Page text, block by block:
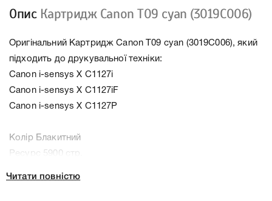
Опис Картридж Canon T09 cyan (3019C006)
Оригінальний Картридж Canon T09 cyan (3019C006), який
підходить до друкувальної техніки:
Canon i-sensys X C1127i
Canon i-sensys X C1127iF
Canon i-sensys X C1127P
Колір Блакитний
Ресурс 5900 стр.
Читати повністю